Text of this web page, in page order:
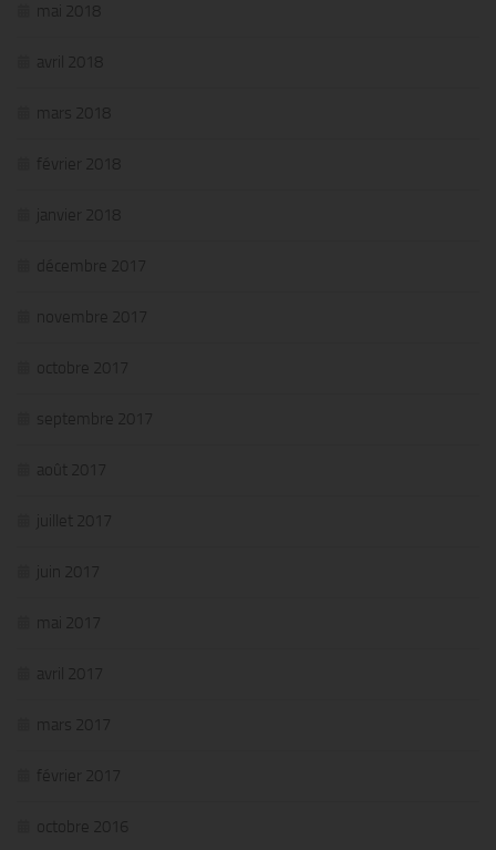
mai 2018
avril 2018
mars 2018
février 2018
janvier 2018
décembre 2017
novembre 2017
octobre 2017
septembre 2017
août 2017
juillet 2017
juin 2017
mai 2017
avril 2017
mars 2017
février 2017
octobre 2016